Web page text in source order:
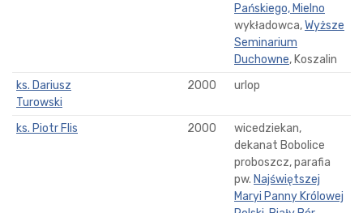
Pańskiego, Mielno
wykładowca,Wyższe
Seminarium
Duchowne, Koszalin
ks. Dariusz
Turowski
2000 urlop
ks. Piotr Flis 2000
wicedziekan,
dekanat Bobolice
proboszcz, parafia
pw. Najświętszej
Maryi Panny Królowej